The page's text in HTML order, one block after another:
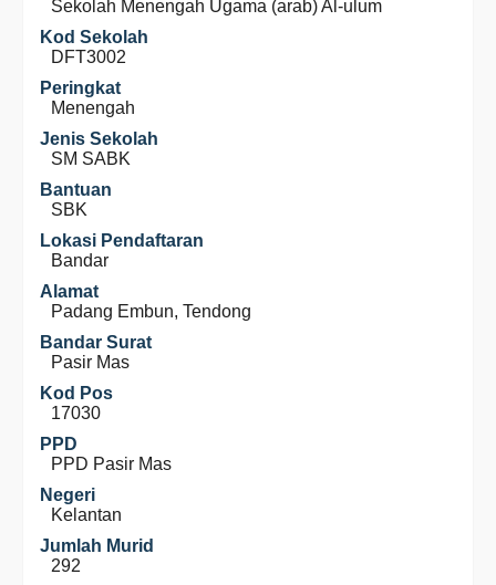
Sekolah Menengah Ugama (arab) Al-ulum
Kod Sekolah
DFT3002
Peringkat
Menengah
Jenis Sekolah
SM SABK
Bantuan
SBK
Lokasi Pendaftaran
Bandar
Alamat
Padang Embun, Tendong
Bandar Surat
Pasir Mas
Kod Pos
17030
PPD
PPD Pasir Mas
Negeri
Kelantan
Jumlah Murid
292